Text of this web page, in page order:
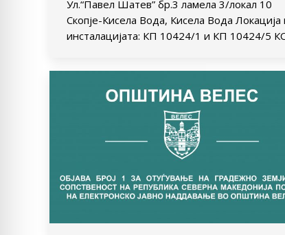
Ул.“Павел Шатев” бр.3 ламела 3/локал 10
Скопје-Кисела Вода, Кисела Вода Локација
инсталацијата: КП 10424/1 и КП 10424/5